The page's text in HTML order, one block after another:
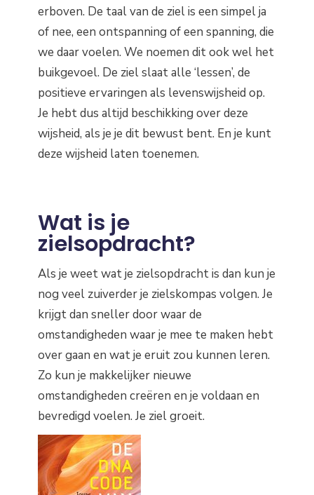
erboven. De taal van de ziel is een simpel ja
of nee, een ontspanning of een spanning, die
we daar voelen. We noemen dit ook wel het
buikgevoel. De ziel slaat alle ‘lessen’, de
positieve ervaringen als levenswijsheid op.
Je hebt dus altijd beschikking over deze
wijsheid, als je je dit bewust bent. En je kunt
deze wijsheid laten toenemen.
Wat is je
zielsopdracht?
Als je weet wat je zielsopdracht is dan kun je
nog veel zuiverder je zielskompas volgen. Je
krijgt dan sneller door waar de
omstandigheden waar je mee te maken hebt
over gaan en wat je eruit zou kunnen leren.
Zo kun je makkelijker nieuwe
omstandigheden creëren en je voldaan en
bevredigd voelen. Je ziel groeit.